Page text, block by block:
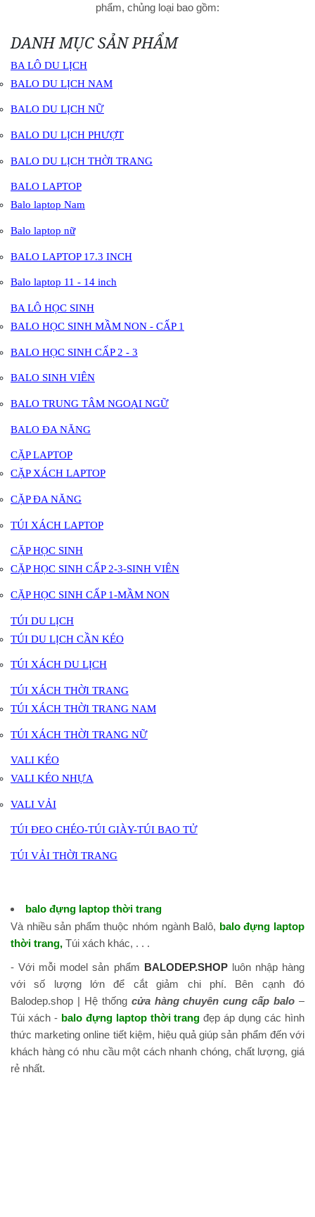
phẩm, chủng loại bao gồm:
DANH MỤC SẢN PHẨM
BA LÔ DU LỊCH
BALO DU LỊCH NAM
BALO DU LỊCH NỮ
BALO DU LỊCH PHƯỢT
BALO DU LỊCH THỜI TRANG
BALO LAPTOP
Balo laptop Nam
Balo laptop nữ
BALO LAPTOP 17.3 INCH
Balo laptop 11 - 14 inch
BA LÔ HỌC SINH
BALO HỌC SINH MẦM NON - CẤP 1
BALO HỌC SINH CẤP 2 - 3
BALO SINH VIÊN
BALO TRUNG TÂM NGOẠI NGỮ
BALO ĐA NĂNG
CẶP LAPTOP
CẶP XÁCH LAPTOP
CẶP ĐA NĂNG
TÚI XÁCH LAPTOP
CẶP HỌC SINH
CẶP HỌC SINH CẤP 2-3-SINH VIÊN
CẶP HỌC SINH CẤP 1-MẦM NON
TÚI DU LỊCH
TÚI DU LỊCH CẦN KÉO
TÚI XÁCH DU LỊCH
TÚI XÁCH THỜI TRANG
TÚI XÁCH THỜI TRANG NAM
TÚI XÁCH THỜI TRANG NỮ
VALI KÉO
VALI KÉO NHỰA
VALI VẢI
TÚI ĐEO CHÉO-TÚI GIÀY-TÚI BAO TỬ
TÚI VẢI THỜI TRANG
balo đựng laptop thời trang
Và nhiều sản phẩm thuộc nhóm ngành Balô, balo đựng laptop
thời trang, Túi xách khác, . . .
- Với mỗi model sản phẩm BALODEP.SHOP luôn nhập hàng
với số lượng lớn để cắt giảm chi phí. Bên cạnh đó
Balodep.shop | Hệ thống cửa hàng chuyên cung cấp balo –
Túi xách - balo đựng laptop thời trang đẹp áp dụng các hình
thức marketing online tiết kiệm, hiệu quả giúp sản phẩm đến với
khách hàng có nhu cầu một cách nhanh chóng, chất lượng, giá
rẻ nhất.